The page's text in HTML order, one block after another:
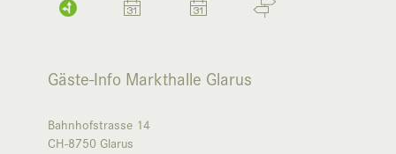
Gäste-Info Markthalle Glarus
Bahnhofstrasse 14
CH-8750 Glarus